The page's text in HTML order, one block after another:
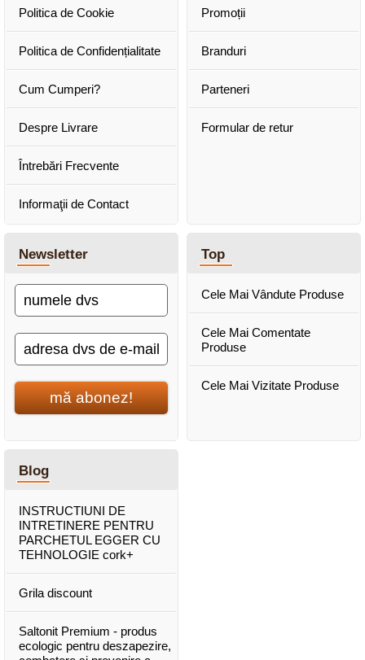
Politica de Cookie
Politica de Confidențialitate
Cum Cumperi?
Despre Livrare
Întrebări Frecvente
Informaţii de Contact
Promoții
Branduri
Parteneri
Formular de retur
Newsletter
mă abonez!
Top
Cele Mai Vândute Produse
Cele Mai Comentate
Produse
Cele Mai Vizitate Produse
Blog
INSTRUCTIUNI DE
INTRETINERE PENTRU
PARCHETUL EGGER CU
TEHNOLOGIE cork+
Grila discount
Saltonit Premium - produs
ecologic pentru deszapezire,